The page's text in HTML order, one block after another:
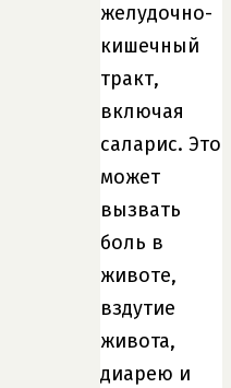
желудочно-
кишечный
тракт,
включая
саларис. Это
может
вызвать
боль в
животе,
вздутие
живота,
диарею и